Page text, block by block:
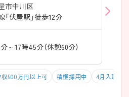
市中川区
伏屋駅」徒歩12分
～17時45分（休憩60分）
収500万円以上可 積極採用中 4月入職可